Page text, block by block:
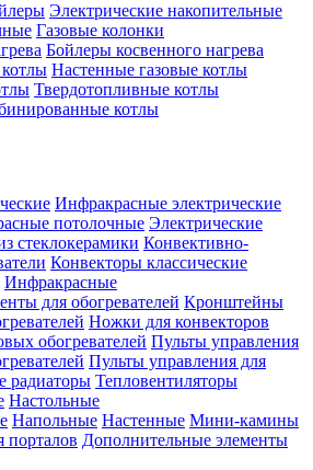
Электрические накопительные
Газовые колонки
Бойлеры косвенного нагрева
Настенные газовые котлы
Твердотопливные котлы
котлы
Инфракрасные электрические
потолочные Электрические
стеклокерамики Конвективно-
Конвекторы классические
Инфракрасные
для обогревателей Кронштейны
Ножки для конвекторов
обогревателей Пульты управления
Пульты управления для
радиаторы Тепловентиляторы
Настольные
Напольные Настенные Мини-камины
порталов Дополнительные элементы